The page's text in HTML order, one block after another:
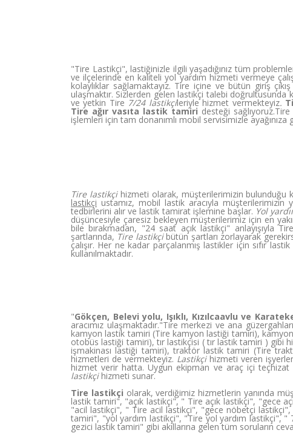
"Tire Lastikçi", lastiğinizle ilgili yaşadığınız tüm
ve ilçelerinde en kaliteli yol yardım hizmeti vermeye
kolaylıklar sağlamaktayız. Tire içine ve bütün giriş çıkış
ulaşmaktır. Sizlerden gelen lastikçi talebi doğrultusunda
ve yetkin Tire 7/24 lastikçileriyle hizmet vermekteyiz.
Tire ağır vasıta lastik tamiri desteği
işlemleri için tam donanımlı mobil servisimizle ayağınıza
Tire lastikçihizmeti olarak, müşterilerimizin bulunduğu
lastikçi ustamız, mobil lastik aracıyla
tedbirlerini alır ve lastik tamirat işlemine başlar. Yol
düşüncesiyle çaresiz bekleyen müşterilerimiz için en
bile bırakmadan, "24 saat açık lastikçi" anlayışıyla Tire
şartlarında, Tire lastikçibütün şartları zorlayarak
çalışır. Her ne kadar parçalanmış lastikler için sıfır
kullanılmaktadır.
"Gökçen, Belevi yolu, Işıklı, Kızılcaavlu ve
aracımız ulaşmaktadır."Tire merkezi ve ana
kamyon lastik tamiri (Tire kamyon lastiği tamiri),
otobüs lastiği tamiri), tır lastikçisi ( tır lastik tamiri ) gibi
işmakinası lastiği tamiri), traktör lastik tamiri (Tire
hizmetleri de vermekteyiz. Lastikçihizmeti veren
hizmet verir hatta. Uygun ekipman ve araç içi teçhizat
lastikçihizmeti sunar.
Tire lastikçi olarak, verdiğimiz hizmetlerin yanında
lastik tamiri", "açık lastikçi", " Tire açık lastikçi", "gece
"acil lastikçi", " Tire acil lastikçi", "gece nöbetçi
tamiri", "yol yardım lastikçi", "Tire yol yardım lastikçi",
gezici lastik tamiri" gibi akıllarına gelen tüm soruların